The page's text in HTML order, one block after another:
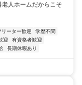
人ホームだからこそ
リーター歓迎
学歴不問
迎
有資格者歓迎
長期休暇あり